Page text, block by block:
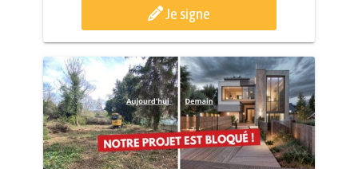
Je signe